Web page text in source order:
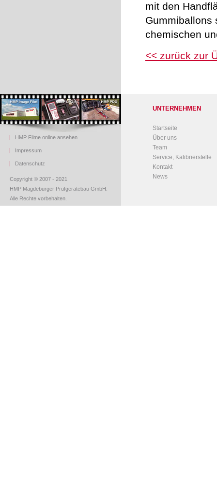
mit den
Gummiballons
chemischen
<< zurück zur
HMP Filme online ansehen
Impressum
Datenschutz
Copyright © 2007 - 2021
HMP Magdeburger Prüfgerätebau GmbH.
Alle Rechte vorbehalten.
UNTERNEHMEN
Startseite
Über uns
Team
Service, Kalibrierstelle
Kontakt
News